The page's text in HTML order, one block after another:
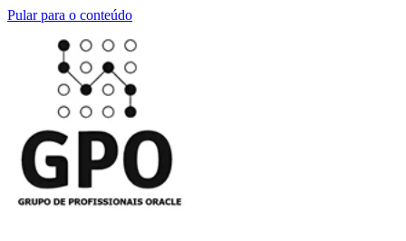
Pular para o conteúdo